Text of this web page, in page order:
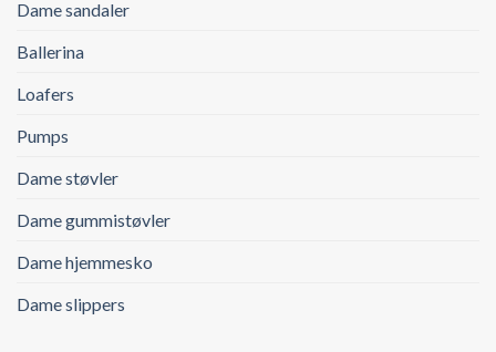
Dame sandaler
Ballerina
Loafers
Pumps
Dame støvler
Dame gummistøvler
Dame hjemmesko
Dame slippers